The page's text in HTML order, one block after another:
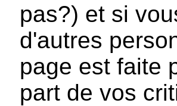
pas?) et si
d'autres
page est faite
part de vos